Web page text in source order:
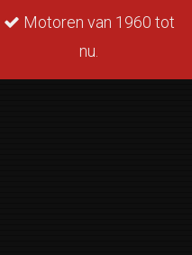
Motoren van 1960 tot
nu.